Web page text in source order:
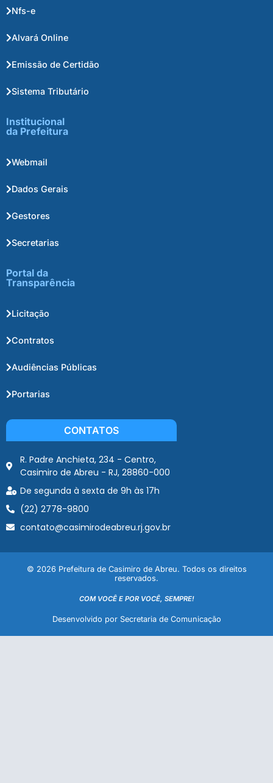
Nfs-e
Alvará Online
Emissão de Certidão
Sistema Tributário
Institucional
da Prefeitura
Webmail
Dados Gerais
Gestores
Secretarias
Portal da
Transparência
Licitação
Contratos
Audiências Públicas
Portarias
CONTATOS
R. Padre Anchieta, 234 - Centro,
Casimiro de Abreu - RJ, 28860-000
De segunda à sexta de 9h às 17h
(22) 2778-9800
contato@casimirodeabreu.rj.gov.br
© 2026 Prefeitura de Casimiro de Abreu. Todos os direitos
reservados.
COM VOCÊ E POR VOCÊ, SEMPRE!
Desenvolvido por Secretaria de Comunicação